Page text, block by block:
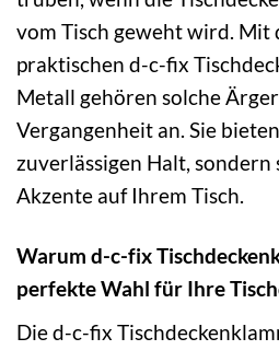
vom Tisch geweht wird. Mit
praktischen d-c-fix
Metall gehören solche
Vergangenheit an. Sie
zuverlässigen Halt,
Akzente auf Ihrem Tisch.
Warum d-c-fix
perfekte Wahl für Ihre
Die d-c-fix